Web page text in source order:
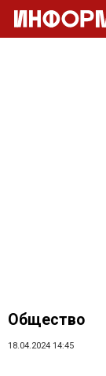
Общество
18.04.2024 14:45